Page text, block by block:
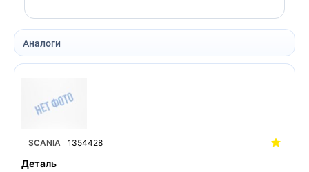
Аналоги
SCANIA 1354428
Деталь